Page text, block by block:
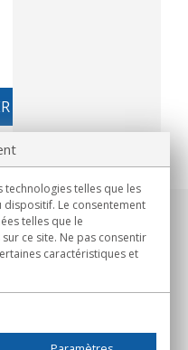
technologies telles que les
Le consentement
telles que le
ce site. Ne pas consentir
caractéristiques et